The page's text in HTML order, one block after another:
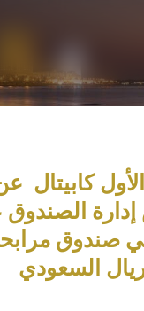
كابيتال
الصندوق
صندوق
السعودي